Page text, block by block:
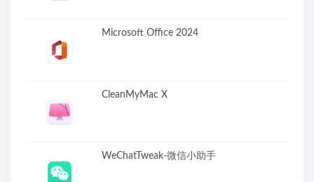
Microsoft Office 2024
CleanMyMac X
WeChatTweak-微信小助手